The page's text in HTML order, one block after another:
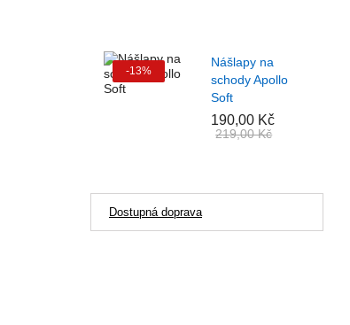
-13%
Nášlapy na
schody Apollo
Soft
190,00 Kč
219,00 Kč
Dostupná doprava